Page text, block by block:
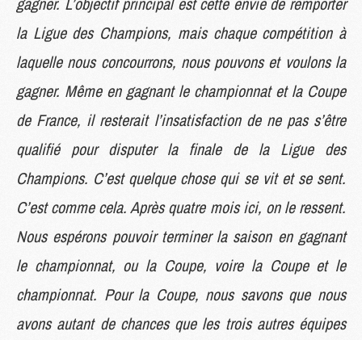
la Ligue des Champions, mais chaque compétition à
laquelle nous concourrons, nous pouvons et voulons la
gagner. Même en gagnant le championnat et la Coupe
de France, il resterait l’insatisfaction de ne pas s’être
qualifié pour disputer la finale de la Ligue des
Champions. C’est quelque chose qui se vit et se sent.
C’est comme cela. Après quatre mois ici, on le ressent.
Nous espérons pouvoir terminer la saison en gagnant
le championnat, ou la Coupe, voire la Coupe et le
championnat. Pour la Coupe, nous savons que nous
avons autant de chances que les trois autres équipes